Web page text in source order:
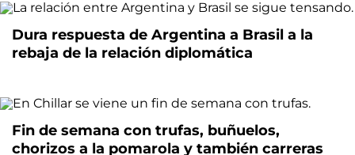
Dura respuesta de Argentina a Brasil a la
rebaja de la relación diplomática
Fin de semana con trufas, buñuelos,
chorizos a la pomarola y también carreras